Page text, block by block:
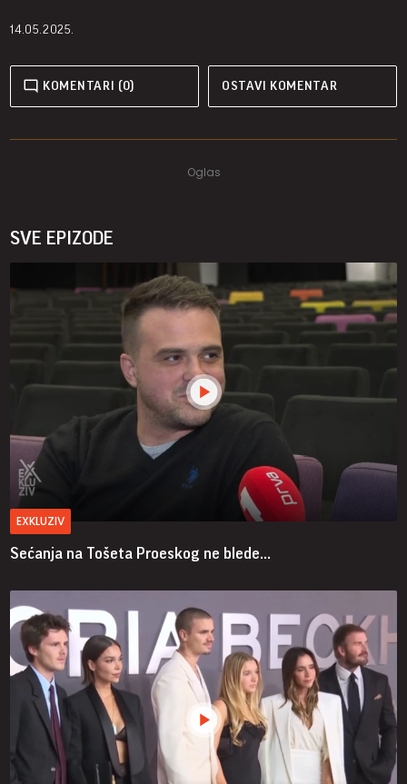
14.05.2025.
KOMENTARI (0) OSTAVI KOMENTAR
SVE EPIZODE
EXKLUZIV
Sećanja na Tošeta Proeskog ne blede...